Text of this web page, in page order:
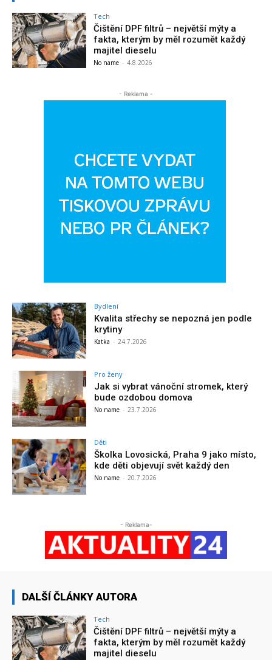
Tech
Čištění DPF filtrů – největší mýty a
fakta, kterým by měl rozumět každý
majitel dieselu
No name - 4.8.2026
- Reklama -
Bydlení
Kvalita střechy se nepozná jen podle
krytiny
Katka - 24.7.2026
Pro ženy
Jak si vybrat vánoční stromek, který
bude ozdobou domova
No name - 23.7.2026
Děti
Školka Lovosická, Praha 9 jako místo,
kde děti objevují svět každý den
No name - 20.7.2026
- Reklama-
DALŠÍ ČLÁNKY AUTORA
Tech
Čištění DPF filtrů – největší mýty a
fakta, kterým by měl rozumět každý
majitel dieselu